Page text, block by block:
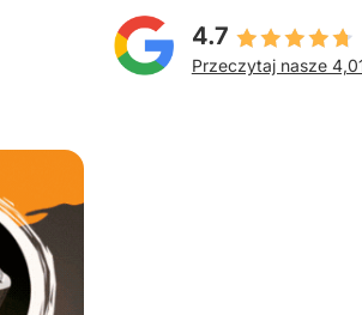
4.7
Przeczytaj nasze